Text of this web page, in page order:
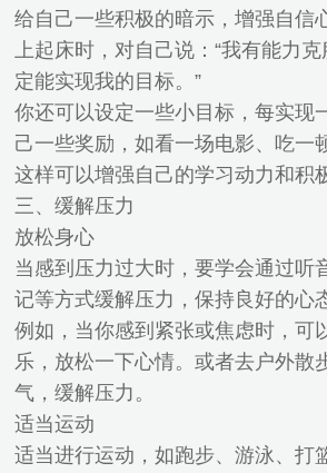
给自己一些积极的暗示，增强自信
上起床时，对自己说：“我有能力
定能实现我的目标。”
你还可以设定一些小目标，每实现
己一些奖励，如看一场电影、吃一
这样可以增强自己的学习动力和积
三、缓解压力
放松身心
当感到压力过大时，要学会通过听
记等方式缓解压力，保持良好的心
例如，当你感到紧张或焦虑时，可
乐，放松一下心情。或者去户外散
气，缓解压力。
适当运动
适当进行运动，如跑步、游泳、打